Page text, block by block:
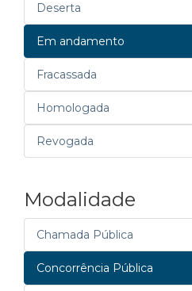
Deserta
Em andamento
Fracassada
Homologada
Revogada
Modalidade
Chamada Pública
Concorrência Pública